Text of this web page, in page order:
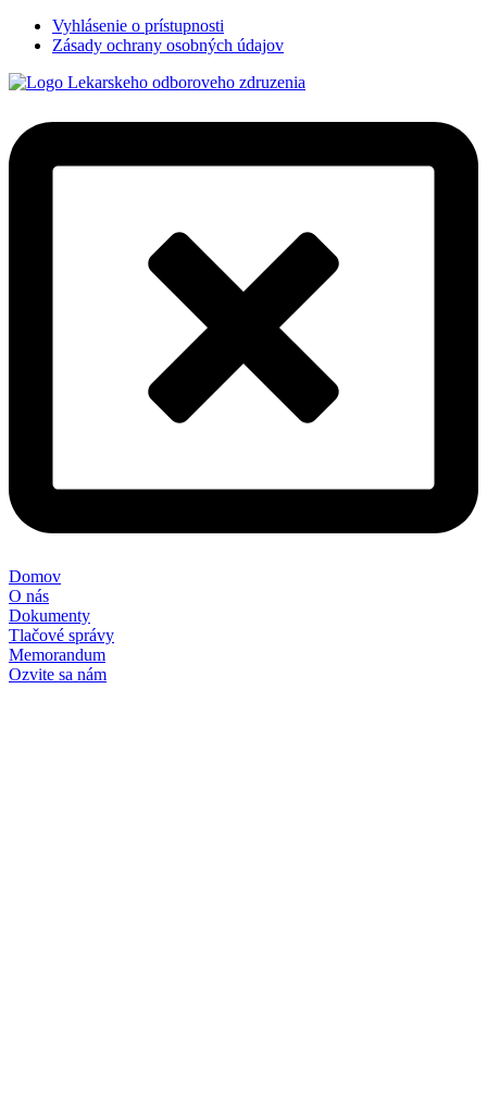
Vyhlásenie o prístupnosti
Zásady ochrany osobných údajov
Domov
O nás
Dokumenty
Tlačové správy
Memorandum
Ozvite sa nám